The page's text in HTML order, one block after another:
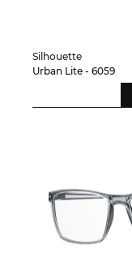
Silhouette
Urban Lite - 6059